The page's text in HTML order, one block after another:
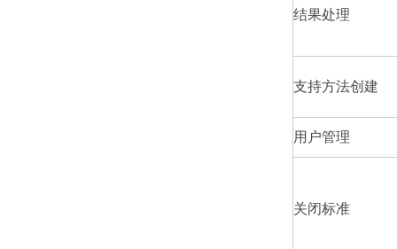
结果处理
支持方法创建
用户管理
关闭标准